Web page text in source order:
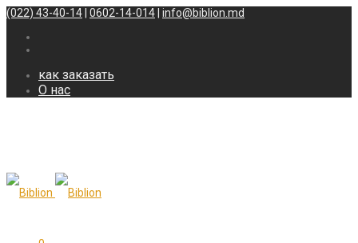
(022) 43-40-14 0602-14-014 info@biblion.md
как заказать
О нас